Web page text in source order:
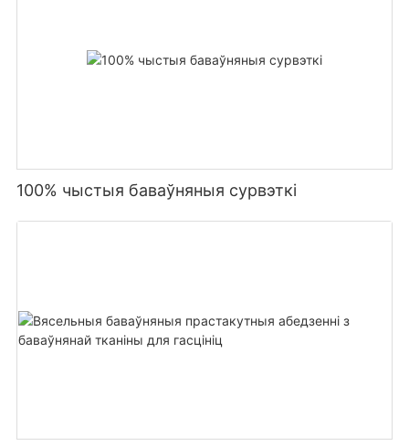
100% чыстыя баваўняныя сурвэткі